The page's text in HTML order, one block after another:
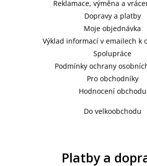
Reklamace, výměna a
Dopravy a platby
Moje objednávka
Výklad informací v emailech k
Spolupráce
Podmínky ochrany
Pro obchodníky
Hodnocení obchodu
Do velkoobchodu
Platby a